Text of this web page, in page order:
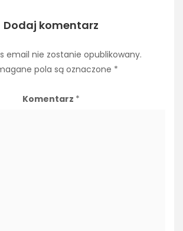
Dodaj komentarz
email nie zostanie opublikowany.
pola są oznaczone *
Komentarz *